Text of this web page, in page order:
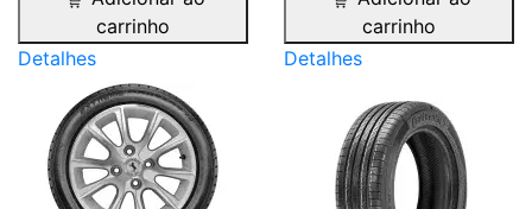
carrinho
Detalhes
carrinho
Detalhes